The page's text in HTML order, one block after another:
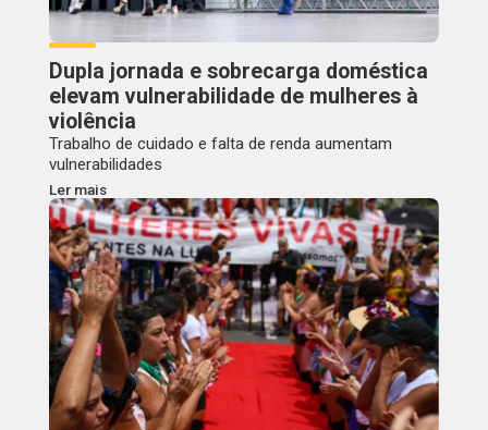
Dupla jornada e sobrecarga doméstica
elevam vulnerabilidade de mulheres à
violência
Trabalho de cuidado e falta de renda aumentam
vulnerabilidades
Ler mais